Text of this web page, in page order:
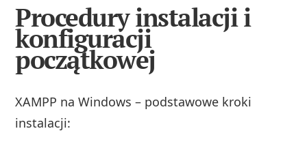
Procedury instalacji i
konfiguracji
początkowej
XAMPP na Windows – podstawowe kroki
instalacji: